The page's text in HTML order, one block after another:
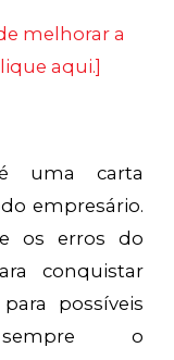
melhorar a
aqui.]
é uma carta
empresário.
os erros do
conquistar
possíveis
o